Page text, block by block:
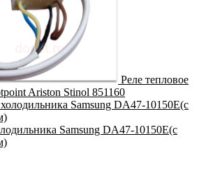
Реле тепловое
Ariston Stinol 851160
Samsung DA47-10150E(с